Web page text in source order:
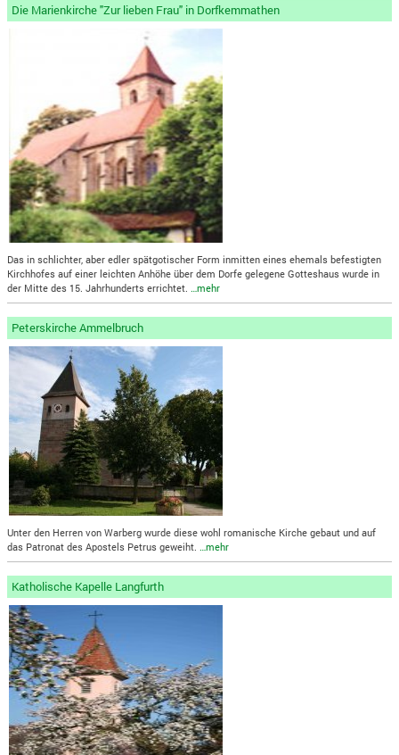
Die Marienkirche "Zur lieben Frau" in Dorfkemmathen
Das in schlichter, aber edler spätgotischer Form inmitten eines ehemals befestigten
Kirchhofes auf einer leichten Anhöhe über dem Dorfe gelegene Gotteshaus wurde in
der Mitte des 15. Jahrhunderts errichtet.
…mehr
Peterskirche Ammelbruch
Unter den Herren von Warberg wurde diese wohl romanische Kirche gebaut und auf
das Patronat des Apostels Petrus geweiht.
…mehr
Katholische Kapelle Langfurth